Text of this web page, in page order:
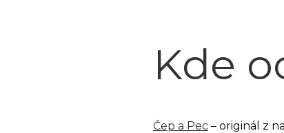
Kde
Čep a Pec – originál z